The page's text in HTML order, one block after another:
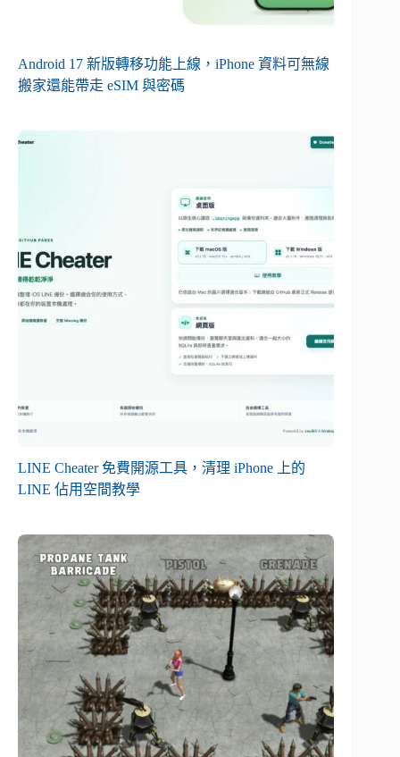
Android 17 新版轉移功能上線，iPhone 資料可無線
搬家還能帶走 eSIM 與密碼
LINE Cheater 免費開源工具，清理 iPhone 上的
LINE 佔用空間教學